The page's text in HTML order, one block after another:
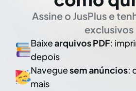
Assine o JusPlus e
exclusivos
Baixearquivos PDF:
depois
Naveguesem anúncios:
mais